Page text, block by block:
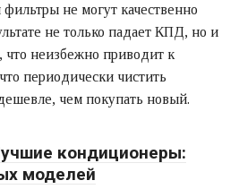
не могут качественно
не только падает КПД, но и
что неизбежно приводит к
периодически чистить
чем покупать новый.
кондиционеры:
моделей